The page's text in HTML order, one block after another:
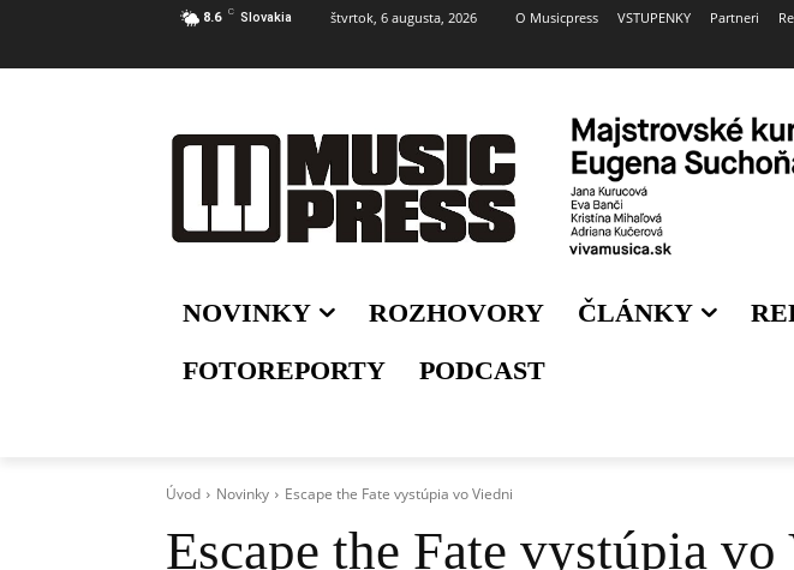
8.6 C Slovakia štvrtok, 6 augusta, 2026 O Musicpress VSTUPENKY Partneri
NOVINKY ROZHOVORY ČLÁNKY
FOTOREPORTY
PODCAST
Úvod Novinky Escape the Fate vystúpia vo Viedni
Escape the Fate vystúpia